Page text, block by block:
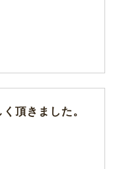
頂きました。